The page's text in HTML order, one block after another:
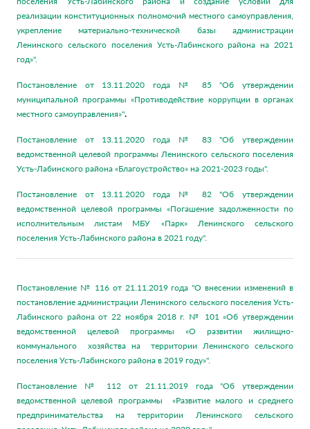
реализации конституционных полномочий местного самоуправления,
укрепление материально-технической базы администрации
Ленинского сельского поселения Усть-Лабинского района на 2021
год»".
Постановление от 13.11.2020 года № 85 "Об утверждении
муниципальной программы «Противодействие коррупции в органах
местного самоуправления»".
Постановление от 13.11.2020 года № 83 "Об утверждении
ведомственной целевой программы Ленинского сельского поселения
Усть-Лабинского района «Благоустройство» на 2021-2023 годы".
Постановление от 13.11.2020 года № 82 "Об утверждении
ведомственной целевой программы «Погашение задолженности по
исполнительным листам МБУ «Парк» Ленинского сельского
поселения Усть-Лабинского района в 2021 году".
Постановление № 116 от 21.11.2019 года "О внесении изменений в
постановление администрации Ленинского сельского поселения Усть-
Лабинского района от 22 ноября 2018 г. № 101 «Об утверждении
ведомственной целевой программы «О развитии жилищно-
коммунального хозяйства на территории Ленинского сельского
поселения Усть-Лабинского района в 2019 году»".
Постановление № 112 от 21.11.2019 года "Об утверждении
ведомственной целевой программы «Развитие малого и среднего
предпринимательства на территории Ленинского сельского